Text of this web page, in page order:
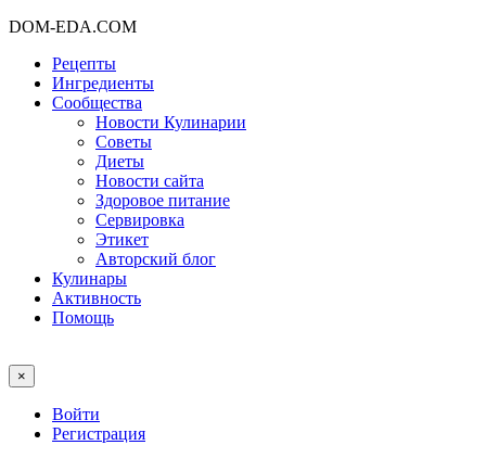
DOM-EDA.COM
Рецепты
Ингредиенты
Сообщества
Новости Кулинарии
Советы
Диеты
Новости сайта
Здоровое питание
Сервировка
Этикет
Авторский блог
Кулинары
Активность
Помощь
×
Войти
Регистрация